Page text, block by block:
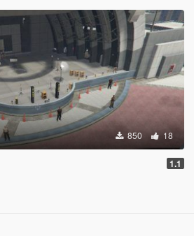
850 18
1.1